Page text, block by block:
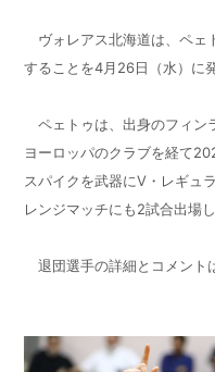
ヴォレアス北海道は、ペェ
することを4月26日（水）に
ペェトゥは、出身のフィン
ヨーロッパのクラブを経て
スパイクを武器にV・レギュ
レンジマッチにも2試合出場
退団選手の詳細とコメント